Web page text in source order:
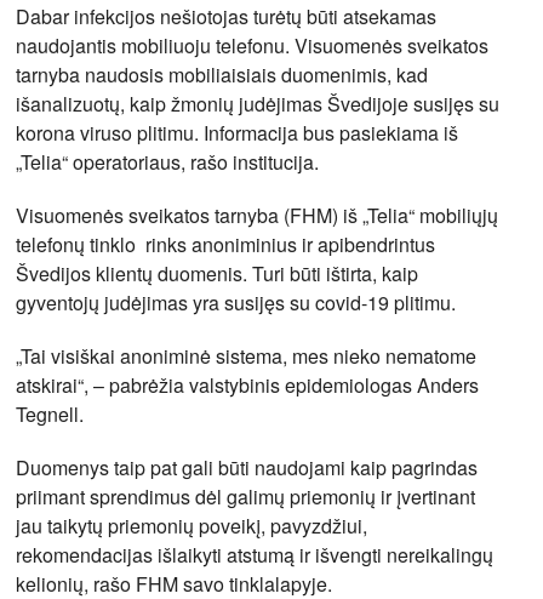
Dabar infekcijos nešiotojas turėtų būti atsekamas
naudojantis mobiliuoju telefonu. Visuomenės sveikatos
tarnyba naudosis mobiliaisiais duomenimis, kad
išanalizuotų, kaip žmonių judėjimas Švedijoje susijęs su
korona viruso plitimu. Informacija bus pasiekiama iš
„Telia“ operatoriaus, rašo institucija.
Visuomenės sveikatos tarnyba (FHM) iš „Telia“ mobiliųjų
telefonų tinklo rinks anoniminius ir apibendrintus
Švedijos klientų duomenis. Turi būti ištirta, kaip
gyventojų judėjimas yra susijęs su covid-19 plitimu.
„Tai visiškai anoniminė sistema, mes nieko nematome
atskirai“, – pabrėžia valstybinis epidemiologas Anders
Tegnell.
Duomenys taip pat gali būti naudojami kaip pagrindas
priimant sprendimus dėl galimų priemonių ir įvertinant
jau taikytų priemonių poveikį, pavyzdžiui,
rekomendacijas išlaikyti atstumą ir išvengti nereikalingų
kelionių, rašo FHM savo tinklalapyje.